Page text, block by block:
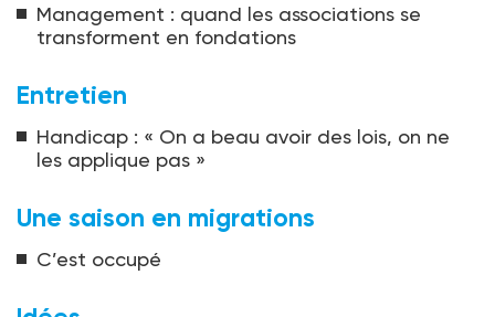
Management : quand les associations se
transforment en fondations
Entretien
Handicap : « On a beau avoir des lois, on ne
les applique pas »
Une saison en migrations
C’est occupé